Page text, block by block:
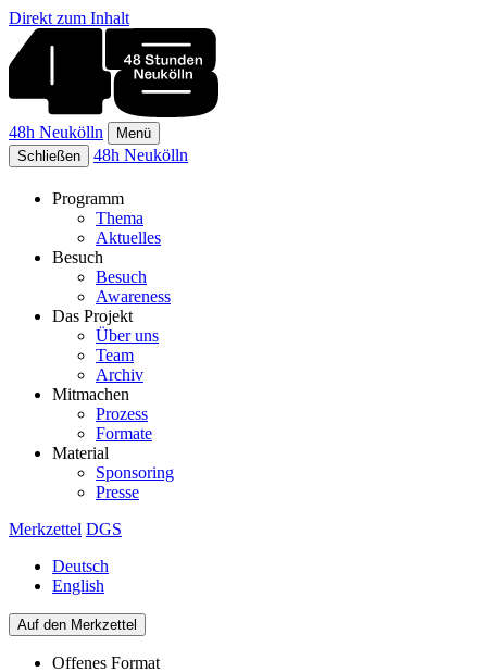
Direkt zum Inhalt
48h Neukölln
Menü
Schließen
48h Neukölln
Programm
Thema
Aktuelles
Besuch
Besuch
Awareness
Das Projekt
Über uns
Team
Archiv
Mitmachen
Prozess
Formate
Material
Sponsoring
Presse
Merkzettel DGS
Deutsch
English
Auf den Merkzettel
Offenes Format